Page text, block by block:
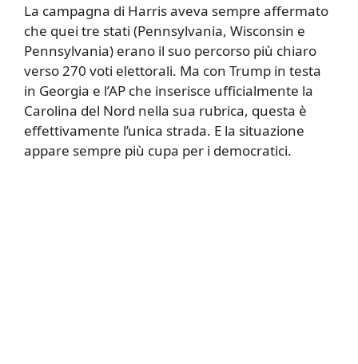
La campagna di Harris aveva sempre affermato
che quei tre stati (Pennsylvania, Wisconsin e
Pennsylvania) erano il suo percorso più chiaro
verso 270 voti elettorali. Ma con Trump in testa
in Georgia e l’AP che inserisce ufficialmente la
Carolina del Nord nella sua rubrica, questa è
effettivamente l’unica strada. E la situazione
appare sempre più cupa per i democratici.